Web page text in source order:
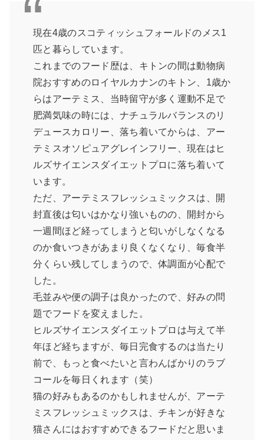
現在4歳のスコティッシュフォールドのメス1
匹と暮らしています。
これまでのフード歴は、キトンの間は動物病
院おすすめのロイヤルカナンのキトン、1歳か
らはアーテミス、当時留守が多く運動不足で
肥満気味の時には、ナチュラルバランスのリ
デュースカロリー、落ち着いてからは、アー
テミスオソピュアグレインフリー、現在はヒ
ルズサイエンスダイエットプロに落ち着いて
います。
ただ、アーテミスフレッシュミックスは、開
封直後は匂いはかなり強いものの、開封から
一週間ほど経ってしまうと匂いがしなくなる
のか食いつきがあまり良くなくなり、毎食半
分くらい残してしまうので、体調面が心配で
した。
毛並みや便の調子は良かったので、好みの問
題でフードを変えました。
ヒルズサイエンスダイエットプロは与えて半
年ほど経ちますが、毎日完食するのは当たり
前で、もっと食べたいと言わんばかりのラブ
コールを毎日くれます（笑）
猫の好みもあるのかもしれませんが、アーテ
ミスフレッシュミックスは、チキンが好きな
猫さんにはおすすめできるフードだと思いま